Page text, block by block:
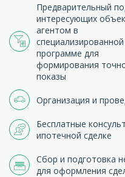
Предварительный
интересующих
агентом в
специализированной
программе для
формирования
показы
Организация и
Бесплатные
ипотечной сделке
Сбор и подготовка
для оформления